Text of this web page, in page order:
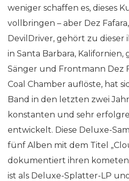
weniger schaffen es, dieses
vollbringen – aber Dez
DevilDriver, gehört zu
in Santa Barbara, Kalifornien,
Sänger und Frontmann Dez
Coal Chamber auflöste, hat
Band in den letzten zwei
konstanten und sehr
entwickelt. Diese Deluxe-
fünf Alben mit dem Titel
dokumentiert ihren
ist als Deluxe-Splatter-LP